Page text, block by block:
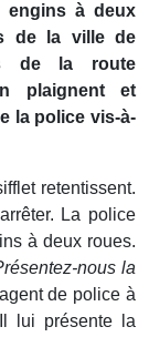
engins à deux
de la ville de
de la route
plaignent et
la police vis-à-
retentissent.
La police
à deux roues.
nous la
de police à
lui présente la